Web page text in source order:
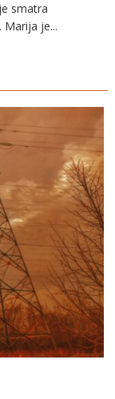
Marijasmatra
je...